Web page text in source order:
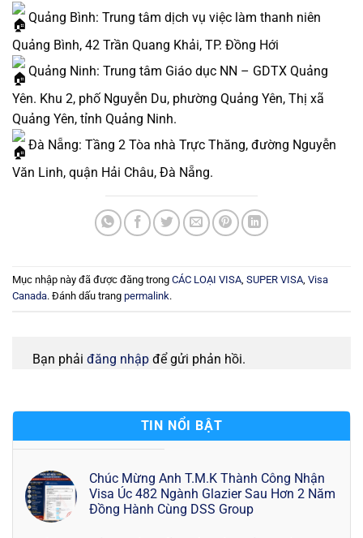
Quảng Bình: Trung tâm dịch vụ việc làm thanh niên
Quảng Bình, 42 Trần Quang Khải, TP. Đồng Hới
Quảng Ninh: Trung tâm Giáo dục NN – GDTX Quảng
Yên. Khu 2, phố Nguyễn Du, phường Quảng Yên, Thị xã
Quảng Yên, tỉnh Quảng Ninh.
Đà Nẵng: Tầng 2 Tòa nhà Trực Thăng, đường Nguyễn
Văn Linh, quận Hải Châu, Đà Nẵng.
Mục nhập này đã được đăng trong CÁC LOẠI VISA, SUPER VISA, Visa
Canada. Đánh dấu trang permalink.
Bạn phải đăng nhập để gửi phản hồi.
TIN NỔI BẬT
Chúc Mừng Anh T.M.K Thành Công Nhận
Visa Úc 482 Ngành Glazier Sau Hơn 2 Năm
Đồng Hành Cùng DSS Group